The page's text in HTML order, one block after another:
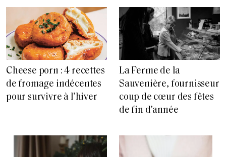
Cheese porn : 4 recettes
de fromage indécentes
pour survivre à l’hiver
La Ferme de la
Sauvenière, fournisseur
coup de cœur des fêtes
de fin d’année